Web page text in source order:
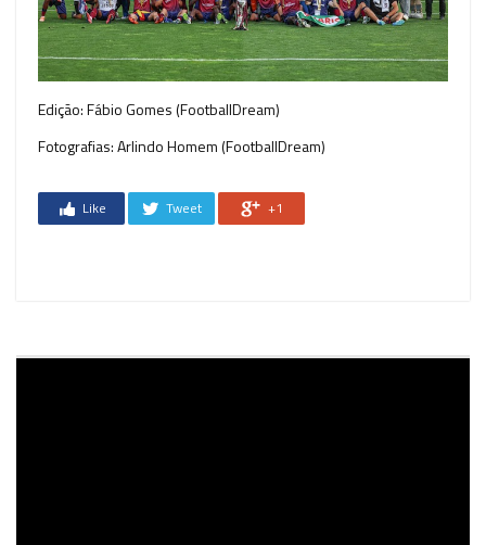
Edição: Fábio Gomes (FootballDream)
Fotografias: Arlindo Homem (FootballDream)
Like Tweet +1